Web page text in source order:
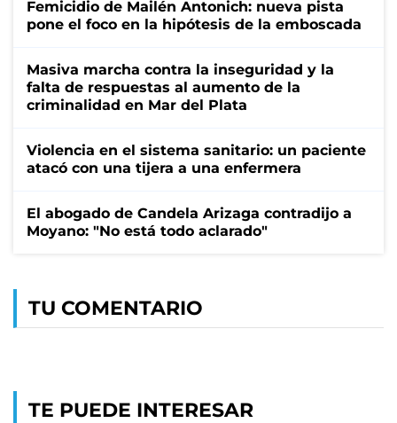
Femicidio de Mailén Antonich: nueva pista
pone el foco en la hipótesis de la emboscada
Masiva marcha contra la inseguridad y la
falta de respuestas al aumento de la
criminalidad en Mar del Plata
Violencia en el sistema sanitario: un paciente
atacó con una tijera a una enfermera
El abogado de Candela Arizaga contradijo a
Moyano: "No está todo aclarado"
TU COMENTARIO
TE PUEDE INTERESAR